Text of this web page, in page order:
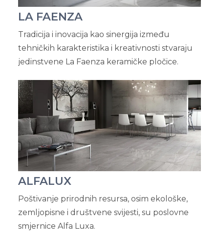
LA FAENZA
Tradicija i inovacija kao sinergija između
tehničkih karakteristika i kreativnosti stvaraju
jedinstvene La Faenza keramičke pločice.
ALFALUX
Poštivanje prirodnih resursa, osim ekološke,
zemljopisne i društvene svijesti, su poslovne
smjernice Alfa Luxa.